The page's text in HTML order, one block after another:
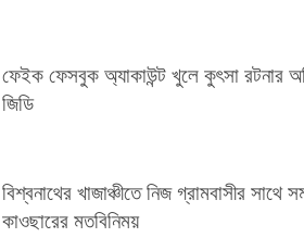
ফেইক ফেসবুক অ্যাকাউন্ট খুলে কুৎসা রটনার
জিডি
বিশ্বনাথের খাজাঞ্চীতে নিজ গ্রামবাসীর সাথে
কাওছারের মতবিনিময়